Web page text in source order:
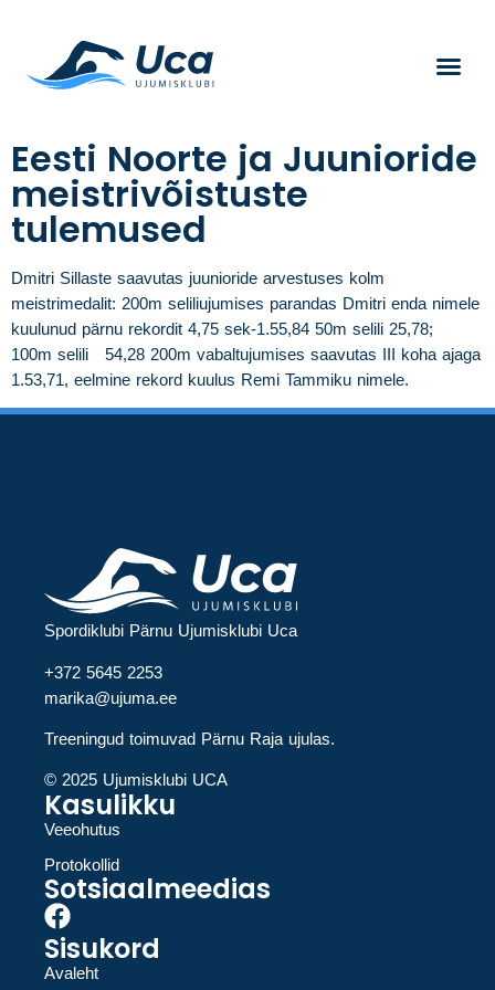
Eesti Noorte ja Juunioride
meistrivõistuste
tulemused
Dmitri Sillaste saavutas juunioride arvestuses kolm
meistrimedalit: 200m seliliujumises parandas Dmitri enda nimele
kuulunud pärnu rekordit 4,75 sek-1.55,84 50m selili 25,78;
100m selili 54,28 200m vabaltujumises saavutas III koha ajaga
1.53,71, eelmine rekord kuulus Remi Tammiku nimele.
Spordiklubi Pärnu Ujumisklubi Uca
+372 5645 2253
marika@ujuma.ee
Treeningud toimuvad Pärnu Raja ujulas.
© 2025 Ujumisklubi UCA
Kasulikku
Veeohutus
Protokollid
Sotsiaalmeedias
Sisukord
Avaleht